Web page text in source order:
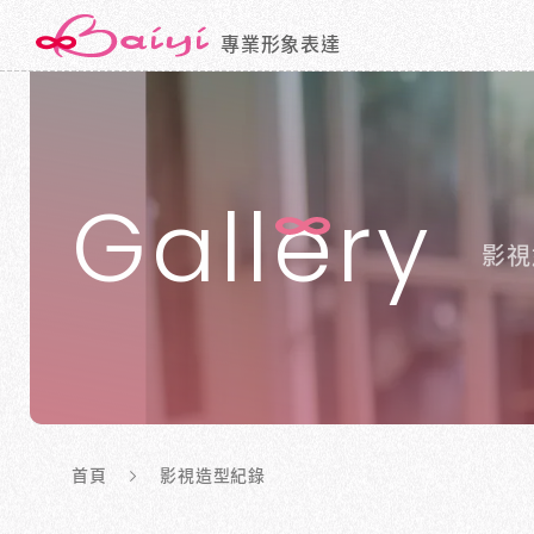
專業形象表達
Gallery 影
首頁 影視造型紀錄